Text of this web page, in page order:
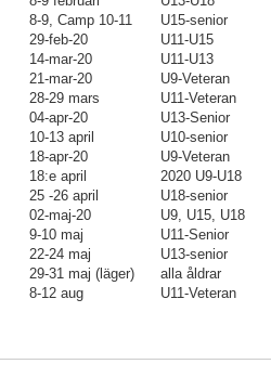
8-9, Camp 10-11 U15-senior
29-feb-20 U11-U15
14-mar-20 U11-U13
21-mar-20 U9-Veteran
28-29 mars U11-Veteran
04-apr-20 U13-Senior
10-13 april U10-senior
18-apr-20 U9-Veteran
18:e april 2020 U9-U18
25 -26 april U18-senior
02-maj-20 U9, U15, U18
9-10 maj U11-Senior
22-24 maj U13-senior
29-31 maj (läger) alla åldrar
8-12 aug U11-Veteran